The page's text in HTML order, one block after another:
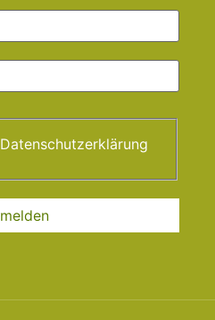
Datenschutzerklärung